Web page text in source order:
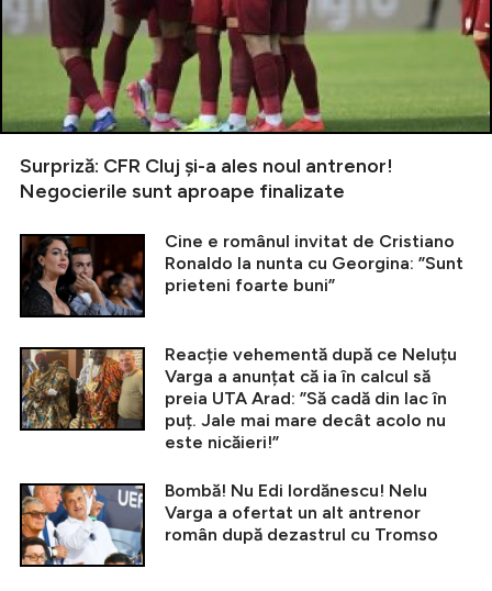
Surpriză: CFR Cluj și-a ales noul antrenor!
Negocierile sunt aproape finalizate
Cine e românul invitat de Cristiano
Ronaldo la nunta cu Georgina: ”Sunt
prieteni foarte buni”
Reacție vehementă după ce Neluțu
Varga a anunțat că ia în calcul să
preia UTA Arad: ”Să cadă din lac în
puț. Jale mai mare decât acolo nu
este nicăieri!”
Bombă! Nu Edi Iordănescu! Nelu
Varga a ofertat un alt antrenor
român după dezastrul cu Tromso